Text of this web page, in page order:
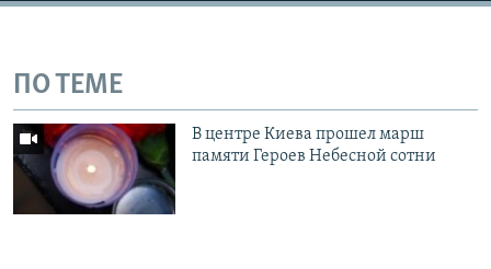
ПО ТЕМЕ
В центре Киева прошел марш
памяти Героев Небесной сотни